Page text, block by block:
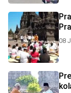
08